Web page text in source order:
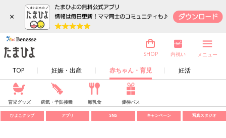
×
TOP 妊娠・出産 赤ちゃん・育児 妊活
SHOP 内祝い メニュー
育児グッズ 病気・予防接種 離乳食 優待パス
ひよこクラブ アプリ SNS キャンペーン 写真スタジオ